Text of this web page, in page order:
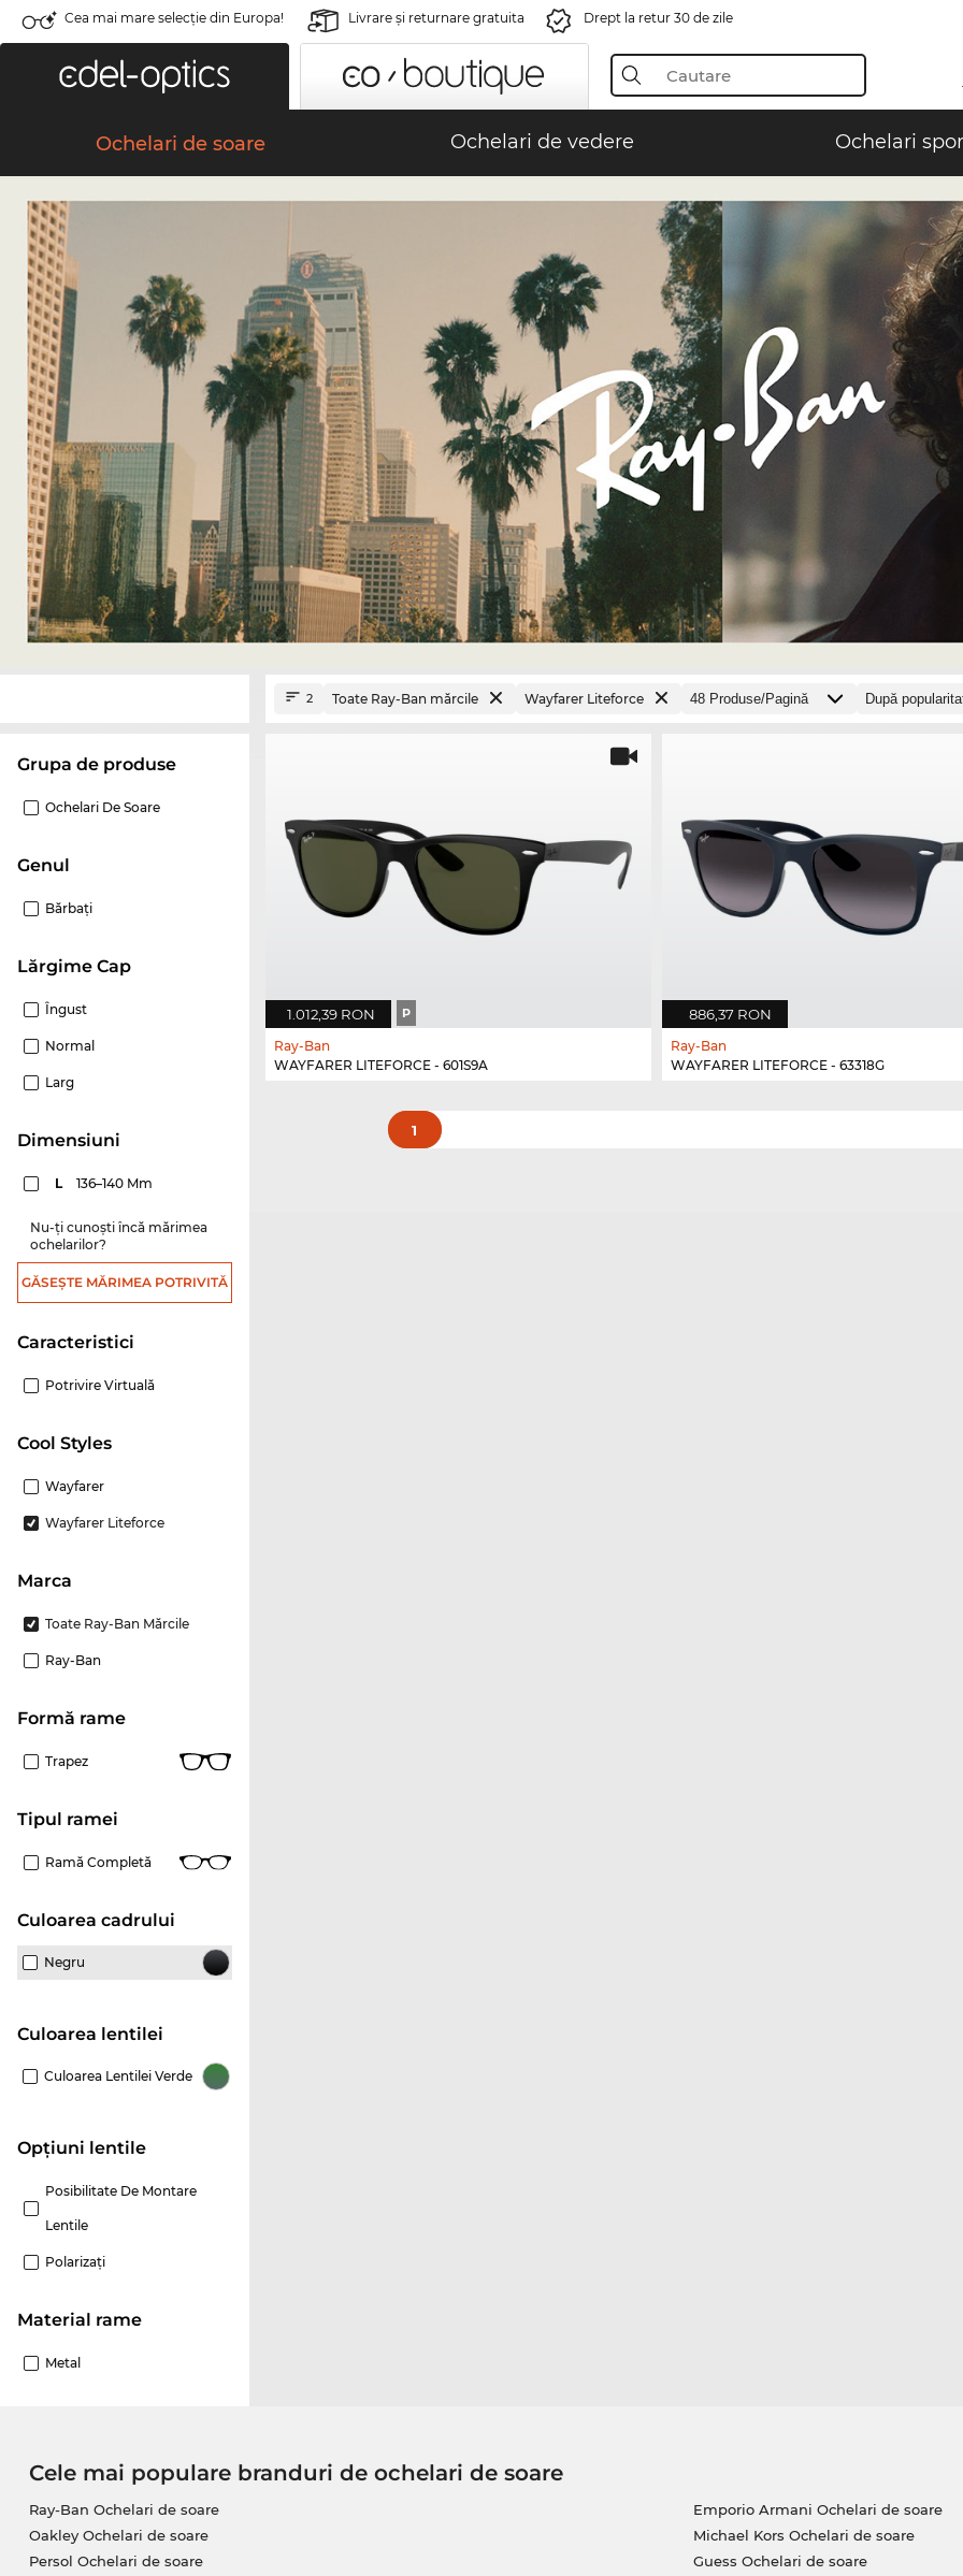
Cea mai mare selecție din Europa! Livrare şi returnare gratuita Drept la retur 30 de zile
Ochelari de soare Ochelari de vedere Ochelari
Grupa de produse
Ochelari De Soare
Genul
Bărbaţi
Lărgime Cap
Îngust
Normal
Larg
dimensiuni
L 136–140 Mm
Nu-ți cunoști încă mărimea
ochelarilor?
GĂSEȘTE MĂRIMEA POTRIVITĂ
Caracteristici
Potrivire Virtuală
Cool Styles
Wayfarer
Wayfarer Liteforce
marca
Toate Ray-Ban Mărcile
Ray-Ban
Formă rame
Trapez
Tipul ramei
Ramă Completă
Culoarea cadrului
Negru
Culoarea lentilei
Culoarea Lentilei Verde
Opțiuni lentile
Posibilitate De Montare
Lentile
Polarizaţi
Material rame
Metal
2 Toate Ray-Ban mărcile Wayfarer Liteforce
1.012,39 RON P
Ray-Ban
WAYFARER LITEFORCE - 601S9A
886,37 RON
Ray-Ban
WAYFARER LITEFORCE - 63318G
1
Cele mai populare branduri de ochelari de soare
Ray-Ban Ochelari de soare
Oakley Ochelari de soare
Persol Ochelari de soare
Emporio Armani Ochelari de soare
Michael Kors Ochelari de soare
Guess Ochelari de soare